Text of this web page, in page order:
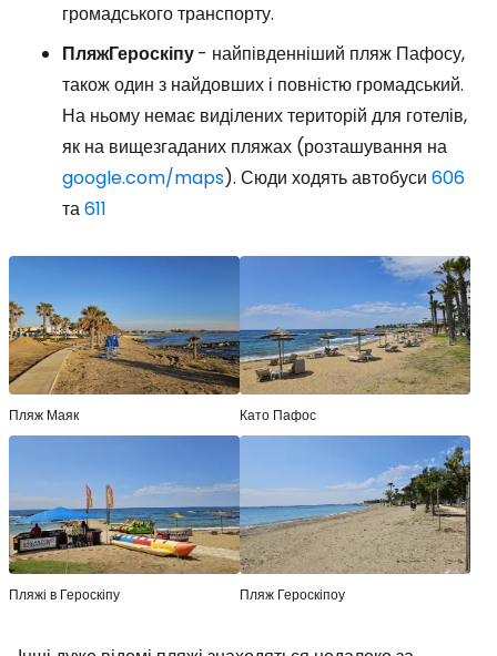
громадського транспорту.
ПляжГероскіпу- найпівденніший пляж Пафосу,
також один з найдовших і повністю громадський.
На ньому немає виділених територій для готелів,
як на вищезгаданих пляжах (розташування на
google.com/maps). Сюди ходять автобуси 606
та611
Пляж Маяк Като Пафос
Пляжі в Героскіпу Пляж Героскіпоу